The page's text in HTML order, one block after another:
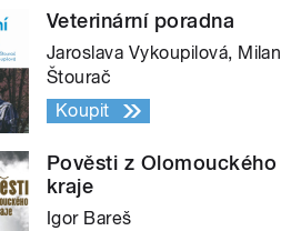
Veterinární poradna
Jaroslava Vykoupilová, Milan
Štourač
Koupit
Pověsti z Olomouckého
kraje
Igor Bareš